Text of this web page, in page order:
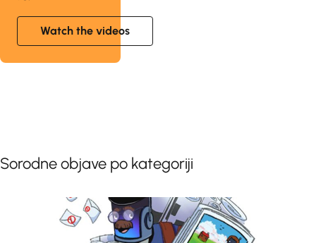
Watch the videos
Sorodne objave po kategoriji